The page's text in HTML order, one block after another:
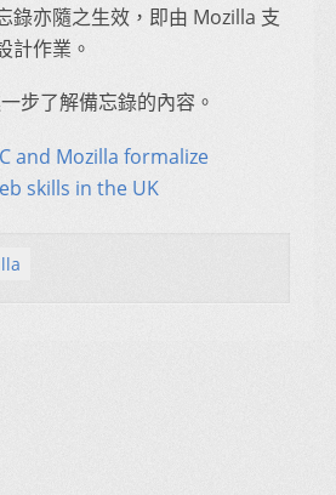
錄亦隨之生效，即由 Mozilla 支
計作業。
步了解備忘錄的內容。
and Mozilla formalize
skills in the UK